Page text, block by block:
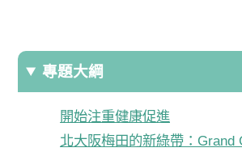
專題大綱
開始注重健康促進
北大阪梅田的新綠帶：Grand